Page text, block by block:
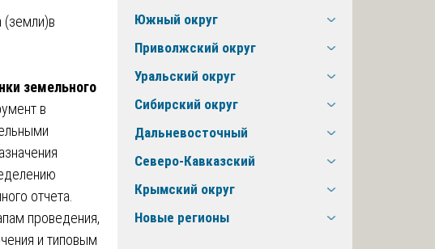
земельного
в
отчета.
проведения,
и типовым
Южный округ
Приволжский округ
Уральский округ
Сибирский округ
Дальневосточный
Северо-Кавказский
Крымский округ
Новые регионы